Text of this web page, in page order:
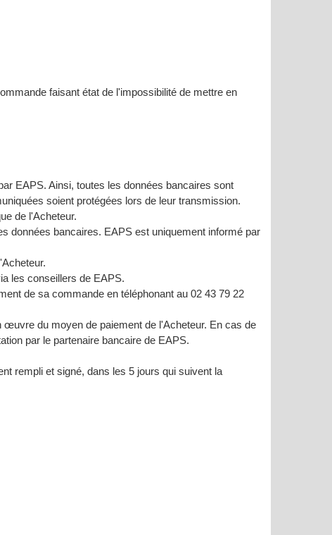
faisant état de l'impossibilité de mettre en
EAPS. Ainsi, toutes les données bancaires sont
soient protégées lors de leur transmission.
de l'Acheteur.
données bancaires. EAPS est uniquement informé par
les conseillers de EAPS.
de sa commande en téléphonant au 02 43 79 22
du moyen de paiement de l'Acheteur. En cas de
par le partenaire bancaire de EAPS.
rempli et signé, dans les 5 jours qui suivent la